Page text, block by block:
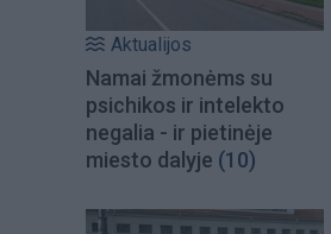
Aktualijos
Namai žmonėms su
psichikos ir intelekto
negalia - ir pietinėje
miesto dalyje (10)